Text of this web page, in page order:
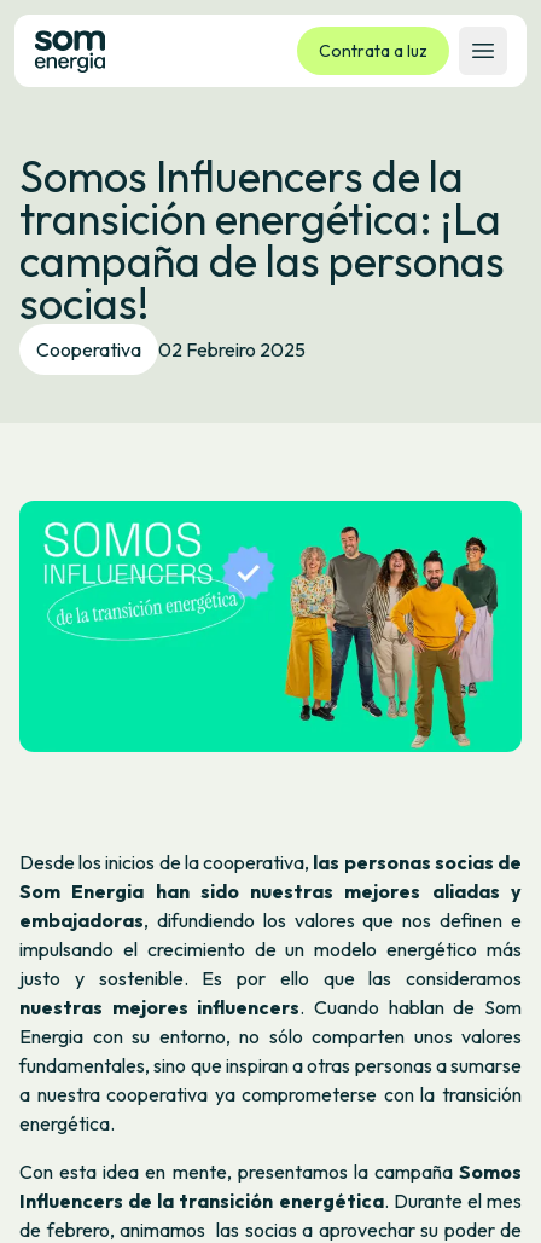
Contrata a luz
Abrir
Tarifas
Servizos
Empresas
La cooperativa
Contacto
Trámites
Somos Influencers de la
transición energética: ¡La
campaña de las personas
socias!
Cooperativa 02 Febreiro 2025
Desde los inicios de la cooperativa, las personas socias de
Som Energia han sido nuestras mejores aliadas y
embajadoras, difundiendo los valores que nos definen e
impulsando el crecimiento de un modelo energético más
justo y sostenible. Es por ello que las consideramos
nuestras mejores influencers. Cuando hablan de Som
Energia con su entorno, no sólo comparten unos valores
fundamentales, sino que inspiran a otras personas a sumarse
a nuestra cooperativa ya comprometerse con la transición
energética.
Con esta idea en mente, presentamos la campaña Somos
Influencers de la transición energética. Durante el mes
de febrero, animamos las socias a aprovechar su poder de